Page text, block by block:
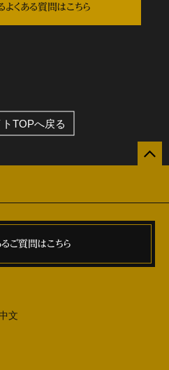
くある質問はこちら
TOPへ戻る
るご質問はこちら
文